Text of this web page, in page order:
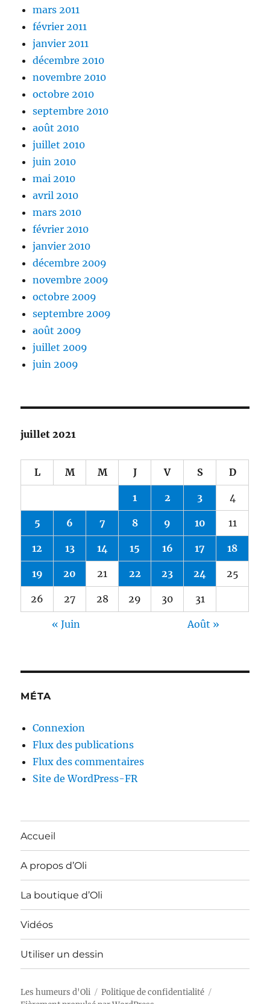
mars 2011
février 2011
janvier 2011
décembre 2010
novembre 2010
octobre 2010
septembre 2010
août 2010
juillet 2010
juin 2010
mai 2010
avril 2010
mars 2010
février 2010
janvier 2010
décembre 2009
novembre 2009
octobre 2009
septembre 2009
août 2009
juillet 2009
juin 2009
juillet 2021
L M M J V S D
1 2 3 4
5 6 7 8 9 10 11
12 13 14 15 16 17 18
19 20 21 22 23 24 25
26 27 28 29 30 31
« Juin Août »
MÉTA
Connexion
Flux des publications
Flux des commentaires
Site de WordPress-FR
Accueil
A propos d’Oli
La boutique d’Oli
Vidéos
Utiliser un dessin
Les humeurs d'Oli
Politique de confidentialité